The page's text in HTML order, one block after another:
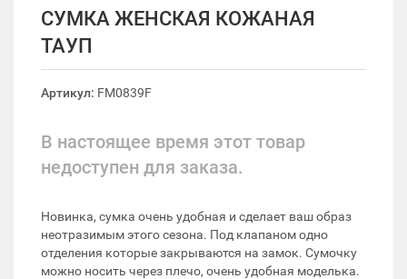
СУМКА ЖЕНСКАЯ КОЖАНАЯ
ТАУП
Артикул: FM0839F
В настоящее время этот товар
недоступен для заказа.
Новинка, сумка очень удобная и сделает ваш образ
неотразимым этого сезона. Под клапаном одно
отделения которые закрываются на замок. Сумочку
можно носить через плечо, очень удобная моделька.